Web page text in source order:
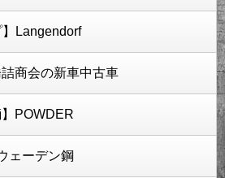
Langendorf
商会の新車中古車
POWDER
ェーデン鋼